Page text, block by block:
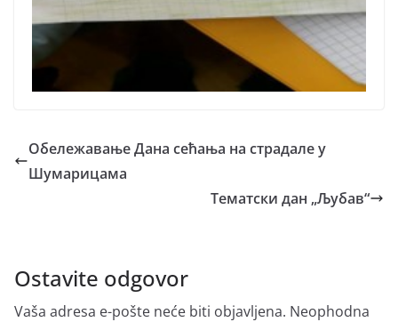
Обележавање Дана сећања на страдале у
Шумарицама
Тематски дан „Љубав“
Ostavite odgovor
Vaša adresa e-pošte neće biti objavljena. Neophodna